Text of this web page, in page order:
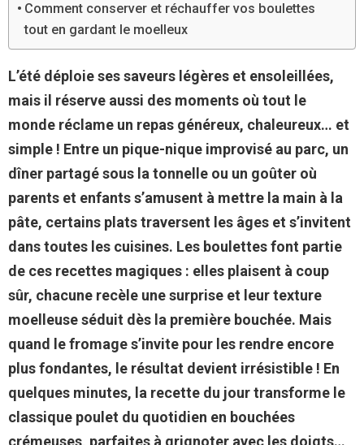
Comment conserver et réchauffer vos boulettes
tout en gardant le moelleux
L’été déploie ses saveurs légères et ensoleillées,
mais il réserve aussi des moments où tout le
monde réclame un repas généreux, chaleureux… et
simple ! Entre un pique-nique improvisé au parc, un
dîner partagé sous la tonnelle ou un goûter où
parents et enfants s’amusent à mettre la main à la
pâte, certains plats traversent les âges et s’invitent
dans toutes les cuisines. Les boulettes font partie
de ces recettes magiques : elles plaisent à coup
sûr, chacune recèle une surprise et leur texture
moelleuse séduit dès la première bouchée. Mais
quand le fromage s’invite pour les rendre encore
plus fondantes, le résultat devient irrésistible ! En
quelques minutes, la recette du jour transforme le
classique poulet du quotidien en bouchées
crémeuses, parfaites à grignoter avec les doigts…